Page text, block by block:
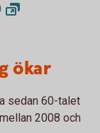
ökar
sedan 60-talet
2008 och